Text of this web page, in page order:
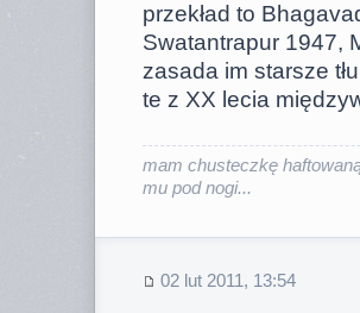
przekład to
Swatantrapur 1947,
zasada im starsze
te z XX lecia
mam chusteczkę
mu pod nogi...
02 lut 2011, 13:54